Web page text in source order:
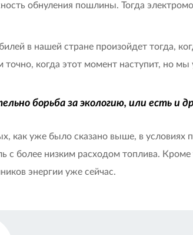
обнуления пошлины. Тогда
в нашей стране произойдет тогда,
когда этот момент наступит, но мы
борьба за экологию, или есть и
как уже было сказано выше, в условиях
с более низким расходом топлива.
энергии уже сейчас.